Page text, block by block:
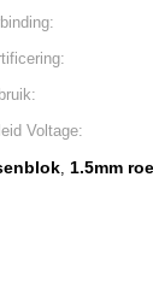
Voltage:
, 1.5mm